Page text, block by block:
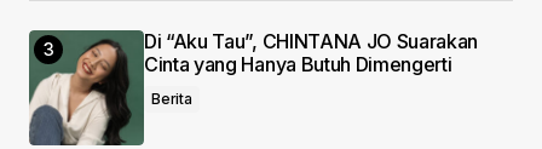
Di “Aku Tau”, CHINTANA JO Suarakan
Cinta yang Hanya Butuh Dimengerti
Berita